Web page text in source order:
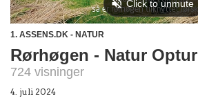
1. ASSENS.DK - NATUR
Rørhøgen - Natur Optur
724 visninger
4. juli 2024